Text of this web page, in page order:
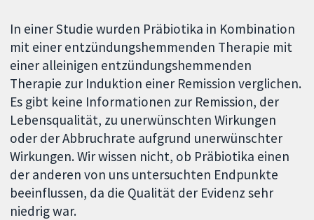
In einer Studie wurden Präbiotika in Kombination
mit einer entzündungshemmenden Therapie mit
einer alleinigen entzündungshemmenden
Therapie zur Induktion einer Remission verglichen.
Es gibt keine Informationen zur Remission, der
Lebensqualität, zu unerwünschten Wirkungen
oder der Abbruchrate aufgrund unerwünschter
Wirkungen. Wir wissen nicht, ob Präbiotika einen
der anderen von uns untersuchten Endpunkte
beeinflussen, da die Qualität der Evidenz sehr
niedrig war.